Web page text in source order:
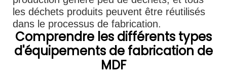
les déchets produits peuvent être réutilisés
dans le processus de fabrication.
Comprendre les différents types
d'équipements de fabrication de
MDF